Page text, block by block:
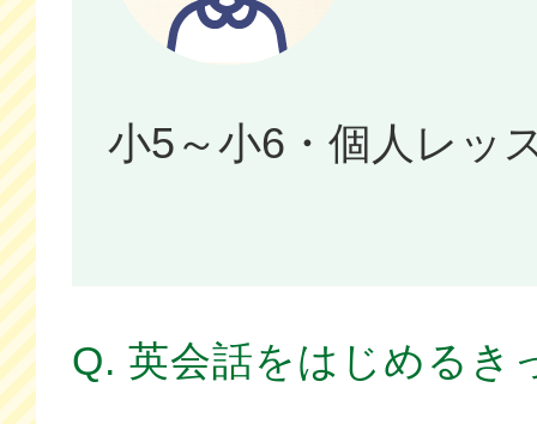
小5～小6・個人レッ
Q. 英会話をはじめるき